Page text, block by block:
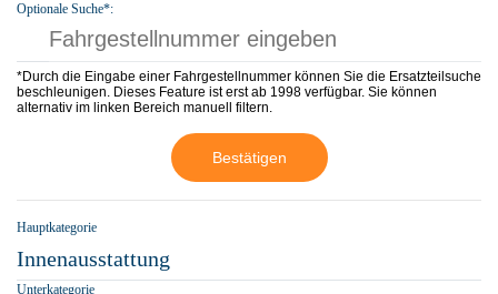
Optionale Suche*:
*Durch die Eingabe einer Fahrgestellnummer können Sie die Ersatzteilsuche
beschleunigen. Dieses Feature ist erst ab 1998 verfügbar. Sie können
alternativ im linken Bereich manuell filtern.
Bestätigen
Hauptkategorie
Innenausstattung
Unterkategorie